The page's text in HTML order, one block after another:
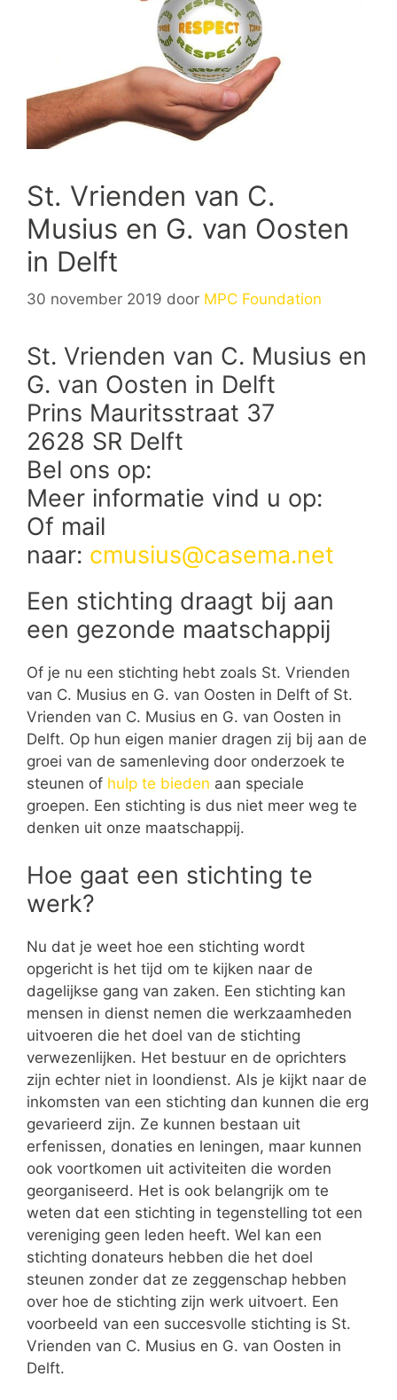
St. Vrienden van C.
Musius en G. van Oosten
in Delft
30 november 2019 door MPC Foundation
St. Vrienden van C. Musius en
G. van Oosten in Delft
Prins Mauritsstraat 37
2628 SR Delft
Bel ons op:
Meer informatie vind u op:
Of mail
naar: cmusius@casema.net
Een stichting draagt bij aan
een gezonde maatschappij
Of je nu een stichting hebt zoals St. Vrienden
van C. Musius en G. van Oosten in Delft of St.
Vrienden van C. Musius en G. van Oosten in
Delft. Op hun eigen manier dragen zij bij aan de
groei van de samenleving door onderzoek te
steunen of hulp te bieden aan speciale
groepen. Een stichting is dus niet meer weg te
denken uit onze maatschappij.
Hoe gaat een stichting te
werk?
Nu dat je weet hoe een stichting wordt
opgericht is het tijd om te kijken naar de
dagelijkse gang van zaken. Een stichting kan
mensen in dienst nemen die werkzaamheden
uitvoeren die het doel van de stichting
verwezenlijken. Het bestuur en de oprichters
zijn echter niet in loondienst. Als je kijkt naar de
inkomsten van een stichting dan kunnen die erg
gevarieerd zijn. Ze kunnen bestaan uit
erfenissen, donaties en leningen, maar kunnen
ook voortkomen uit activiteiten die worden
georganiseerd. Het is ook belangrijk om te
weten dat een stichting in tegenstelling tot een
vereniging geen leden heeft. Wel kan een
stichting donateurs hebben die het doel
steunen zonder dat ze zeggenschap hebben
over hoe de stichting zijn werk uitvoert. Een
voorbeeld van een succesvolle stichting is St.
Vrienden van C. Musius en G. van Oosten in
Delft.